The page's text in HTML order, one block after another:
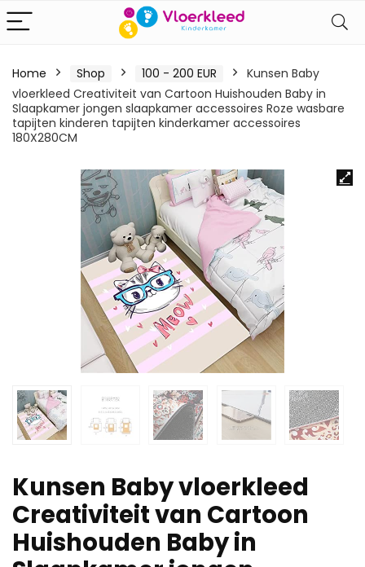
Home Shop 100 - 200 EUR
Kunsen Baby
vloerkleed Creativiteit van Cartoon Huishouden Baby in
Slaapkamer jongen slaapkamer accessoires Roze wasbare
tapijten kinderen tapijten kinderkamer accessoires
180X280CM
Kunsen Baby vloerkleed
Creativiteit van Cartoon
Huishouden Baby in